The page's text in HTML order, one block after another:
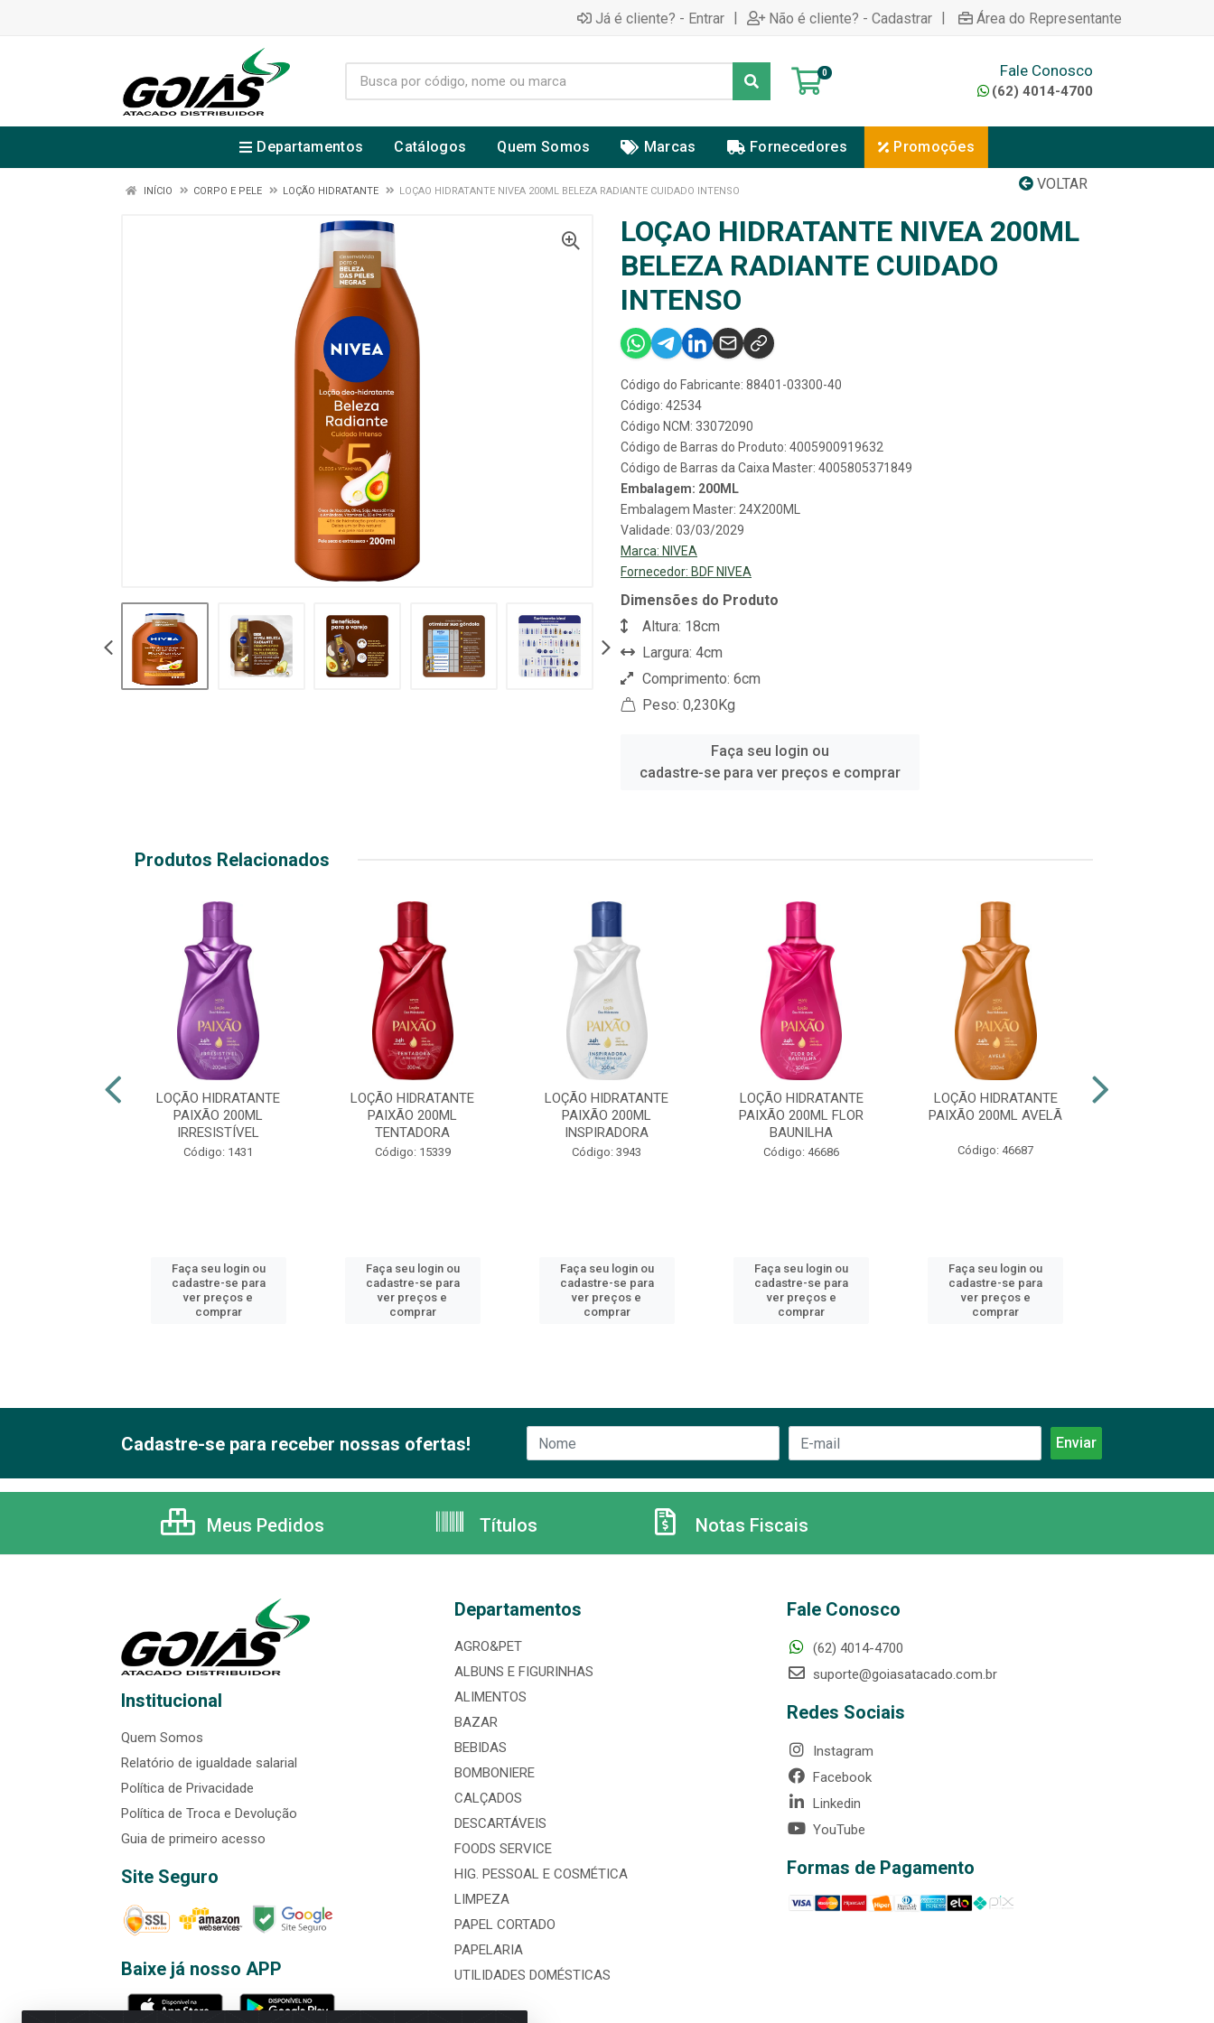
Já é cliente? - Entrar | Não é cliente? - Cadastrar | Área do Representante
0 Fale Conosco
(62) 4014-4700
Departamentos Catálogos Quem Somos Marcas Fornecedores Promoções
VOLTAR
INÍCIO CORPO E PELE LOÇÃO HIDRATANTE LOÇAO HIDRATANTE NIVEA 200ML BELEZA RADIANTE CUIDADO INTENSO
LOÇAO HIDRATANTE NIVEA 200ML
BELEZA RADIANTE CUIDADO
INTENSO
Código do Fabricante: 88401-03300-40
Código: 42534
Código NCM: 33072090
Código de Barras do Produto: 4005900919632
Código de Barras da Caixa Master: 4005805371849
Embalagem: 200ML
Embalagem Master: 24X200ML
Validade: 03/03/2029
Marca: NIVEA
Fornecedor: BDF NIVEA
Dimensões do Produto
Altura: 18cm
Largura: 4cm
Comprimento: 6cm
Peso: 0,230Kg
Faça seu login ou
cadastre-se para ver preços e comprar
Produtos Relacionados
LOÇÃO HIDRATANTE
PAIXÃO 200ML
IRRESISTÍVEL
Código: 1431
Faça seu login ou
cadastre-se para
ver preços e
comprar
LOÇÃO HIDRATANTE
PAIXÃO 200ML
TENTADORA
Código: 15339
Faça seu login ou
cadastre-se para
ver preços e
comprar
LOÇÃO HIDRATANTE
PAIXÃO 200ML
INSPIRADORA
Código: 3943
Faça seu login ou
cadastre-se para
ver preços e
comprar
LOÇÃO HIDRATANTE
PAIXÃO 200ML FLOR
BAUNILHA
Código: 46686
Faça seu login ou
cadastre-se para
ver preços e
comprar
LOÇÃO HIDRATANTE
PAIXÃO 200ML AVELÃ
Código: 46687
Faça seu login ou
cadastre-se para
ver preços e
comprar
Cadastre-se para receber nossas ofertas!
Meus Pedidos Títulos Notas Fiscais
Institucional
Quem Somos
Relatório de igualdade salarial
Política de Privacidade
Política de Troca e Devolução
Guia de primeiro acesso
Site Seguro
Baixe já nosso APP
Departamentos
AGRO&PET
ALBUNS E FIGURINHAS
ALIMENTOS
BAZAR
BEBIDAS
BOMBONIERE
CALÇADOS
DESCARTÁVEIS
FOODS SERVICE
HIG. PESSOAL E COSMÉTICA
LIMPEZA
PAPEL CORTADO
PAPELARIA
UTILIDADES DOMÉSTICAS
Fale Conosco
(62) 4014-4700
suporte@goiasatacado.com.br
Redes Sociais
Instagram
Facebook
Linkedin
YouTube
Formas de Pagamento